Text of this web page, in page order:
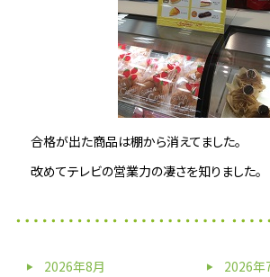
合格が出た商品は棚から消えてました。
改めてテレビの営業力の凄さを知りました。
2026年8月
2026年